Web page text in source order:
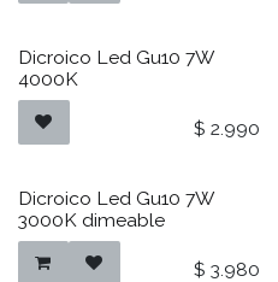
Dicroico Led Gu10 7W
4000K
$ 2.990
Dicroico Led Gu10 7W
3000K dimeable
$ 3.980